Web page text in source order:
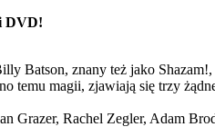
DVD!
Batson, znany też jako
temu magii, zjawiają się trzy
Grazer, Rachel Zegler, Adam